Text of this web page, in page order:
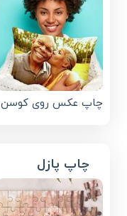
چاپ عکس روی کوسن
چاپ پازل